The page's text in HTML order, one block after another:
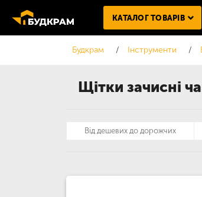
Щітки зачисні
КАТАЛОГ ТОВАРІВ
Будкрам Інструменти
Від дешевих до дорожчих